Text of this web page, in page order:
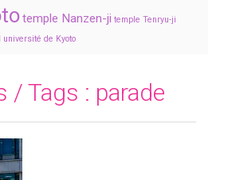
temple Nanzen-ji temple Tenryu-ji
université de Kyoto
/ Tags : parade